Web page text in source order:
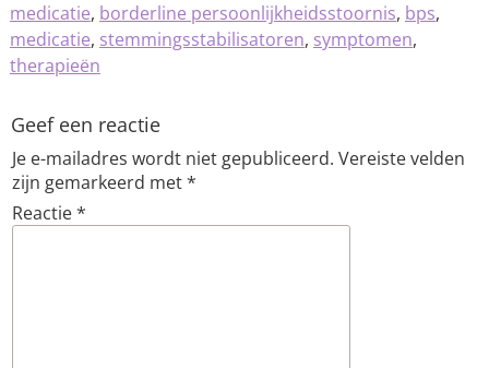
medicatie, borderline persoonlijkheidsstoornis, bps,
medicatie, stemmingsstabilisatoren, symptomen,
therapieën
Geef een reactie
Je e-mailadres wordt niet gepubliceerd. Vereiste velden
zijn gemarkeerd met*
Reactie*